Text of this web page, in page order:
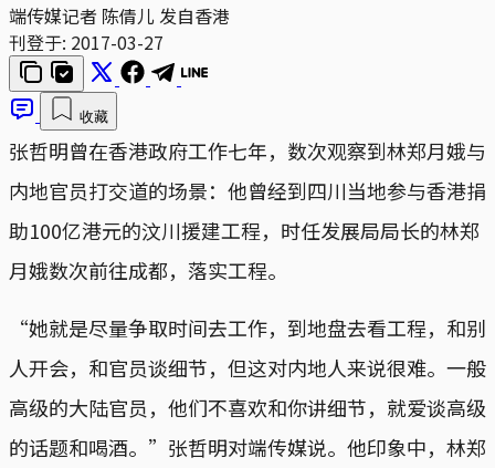
端传媒记者 陈倩儿 发自香港
刊登于: 2017-03-27
收藏
张哲明曾在香港政府工作七年，数次观察到林郑月娥与
内地官员打交道的场景：他曾经到四川当地参与香港捐
助100亿港元的汶川援建工程，时任发展局局长的林郑
月娥数次前往成都，落实工程。
“她就是尽量争取时间去工作，到地盘去看工程，和别
人开会，和官员谈细节，但这对内地人来说很难。一般
高级的大陆官员，他们不喜欢和你讲细节，就爱谈高级
的话题和喝酒。”张哲明对端传媒说。他印象中，林郑